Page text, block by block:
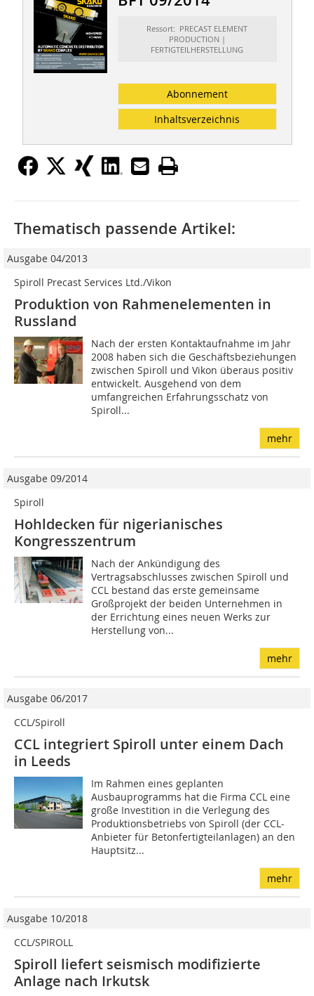
Ressort: PRECAST ELEMENT
PRODUCTION |
FERTIGTEILHERSTELLUNG
Abonnement
Inhaltsverzeichnis
Thematisch passende Artikel:
Ausgabe 04/2013
Spiroll Precast Services Ltd./Vikon
Produktion von Rahmenelementen in
Russland
Nach der ersten Kontaktaufnahme im Jahr
2008 haben sich die Geschäftsbeziehungen
zwischen Spiroll und Vikon überaus positiv
entwickelt. Ausgehend von dem
umfangreichen Erfahrungsschatz von
Spiroll...
mehr
Ausgabe 09/2014
Spiroll
Hohldecken für nigerianisches
Kongresszentrum
Nach der Ankündigung des
Vertragsabschlusses zwischen Spiroll und
CCL bestand das erste gemeinsame
Großprojekt der beiden Unternehmen in
der Errichtung eines neuen Werks zur
Herstellung von...
mehr
Ausgabe 06/2017
CCL/Spiroll
CCL integriert Spiroll unter einem Dach
in Leeds
Im Rahmen eines geplanten
Ausbauprogramms hat die Firma CCL eine
große Investition in die Verlegung des
Produktionsbetriebs von Spiroll (der CCL-
Anbieter für Betonfertigteilanlagen) an den
Hauptsitz...
mehr
Ausgabe 10/2018
CCL/SPIROLL
Spiroll liefert seismisch modifizierte
Anlage nach Irkutsk